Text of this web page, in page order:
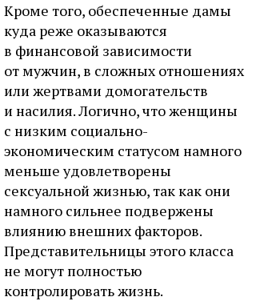
Кроме того, обеспеченные дамы
куда реже оказываются
в финансовой зависимости
от мужчин, в сложных отношениях
или жертвами домогательств
и насилия. Логично, что женщины
с низким социально-
экономическим статусом намного
меньше удовлетворены
сексуальной жизнью, так как они
намного сильнее подвержены
влиянию внешних факторов.
Представительницы этого класса
не могут полностью
контролировать жизнь.